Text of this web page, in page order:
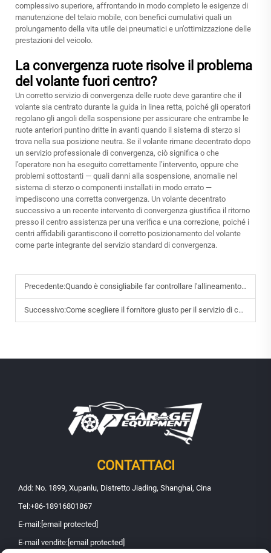
complessivo superiore, affrontando in modo completo le esigenze di
manutenzione del telaio mobile, con benefici cumulativi quali un
prolungamento della vita utile dei pneumatici e un’ottimizzazione delle
prestazioni del veicolo.
La convergenza ruote risolve il problema
del volante fuori centro?
Un corretto servizio di convergenza delle ruote deve garantire che il
volante sia centrato durante la guida in linea retta, poiché gli operatori
regolano gli angoli della sospensione per assicurare che entrambe le
ruote anteriori puntino dritte in avanti quando il sistema di sterzo si
trova nella sua posizione neutra. Se il volante rimane decentrato dopo
un servizio professionale di convergenza, ciò significa o che
l’operatore non ha eseguito correttamente l’intervento, oppure che
problemi sottostanti — quali danni alla sospensione, anomalie nel
sistema di sterzo o componenti installati in modo errato —
impediscono una corretta convergenza. Un volante decentrato
successivo a un recente intervento di convergenza giustifica il ritorno
presso il centro assistenza per una verifica e una correzione, poiché i
centri affidabili garantiscono il corretto posizionamento del volante
come parte integrante del servizio standard di convergenza.
Precedente:Quando è consigliabile far controllare l'allineamento delle ruote della propria auto?
Successivo:Come scegliere il fornitore giusto per il servizio di convergenza ruote?
CONTATTACI
Add: No. 1899, Xupanlu, Distretto Jiading, Shanghai, Cina
Tel:+86-18916801867
E-mail: [email protected]
E-mail vendite: [email protected]